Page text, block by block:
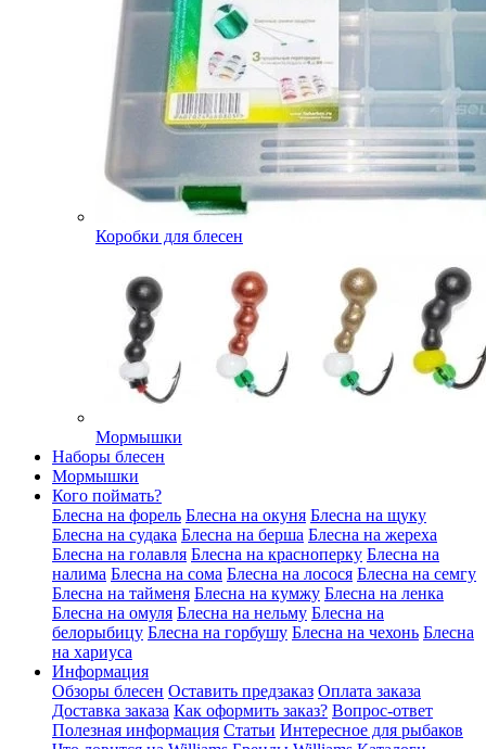
Коробки для блесен
Мормышки
Наборы блесен
Мормышки
Кого поймать?
Блесна на форель Блесна на окуня Блесна на щуку
Блесна на судака Блесна на берша Блесна на жереха
Блесна на голавля Блесна на красноперку Блесна на
налима Блесна на сома Блесна на лосося Блесна на семгу
Блесна на тайменя Блесна на кумжу Блесна на ленка
Блесна на омуля Блесна на нельму Блесна на
белорыбицу Блесна на горбушу Блесна на чехонь Блесна
на хариуса
Информация
Обзоры блесен Оставить предзаказ Оплата заказа
Доставка заказа Как оформить заказ? Вопрос-ответ
Полезная информация Статьи Интересное для рыбаков